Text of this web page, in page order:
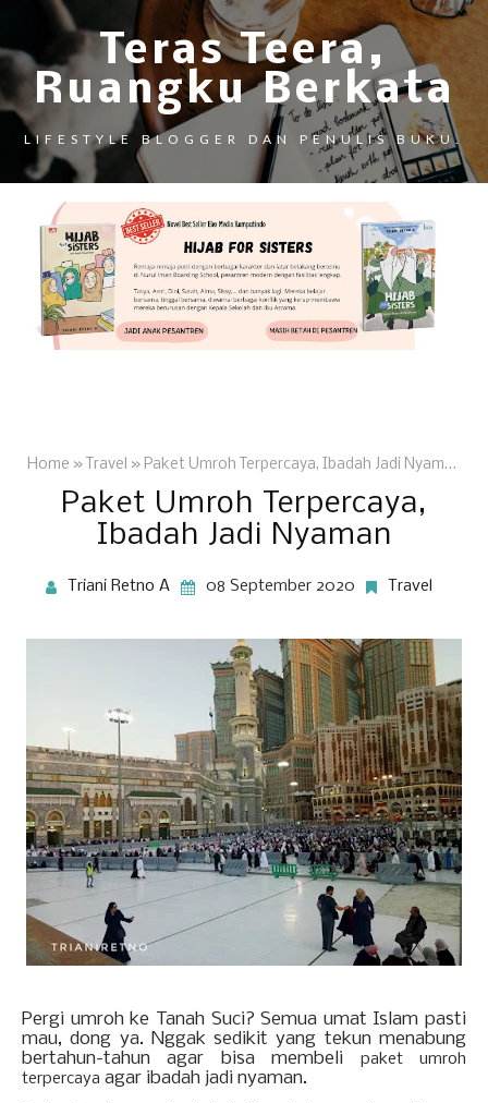
Teras Teera,
Ruangku Berkata
LIFESTYLE BLOGGER DAN PENULIS BUKU.
Home » Travel » Paket Umroh Terpercaya, Ibadah Jadi Nyaman
Paket Umroh Terpercaya,
Ibadah Jadi Nyaman
Triani Retno A 08 September 2020 Travel
Pergi umroh ke Tanah Suci? Semua umat Islam pasti
mau, dong ya. Nggak sedikit yang tekun menabung
bertahun-tahun agar bisa membeli
paket umroh
terpercaya agar ibadah jadi nyaman.